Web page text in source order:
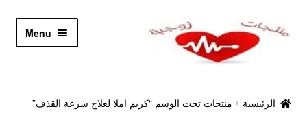
Skip
Skip
Menu
الرئيسية منتجات تحت الوسم “كريم املا لعلاج سرعة القذف”